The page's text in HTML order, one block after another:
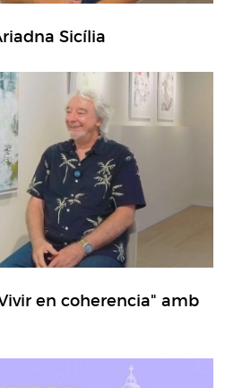
Sicília
en coherencia" amb